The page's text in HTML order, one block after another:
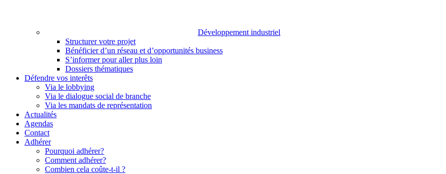
Développement industriel
Structurer votre projet
Bénéficier d’un réseau et d’opportunités business
S’informer pour aller plus loin
Dossiers thématiques
Défendre vos interêts
Via le lobbying
Via le dialogue social de branche
Via les mandats de représentation
Actualités
Agendas
Contact
Adhérer
Pourquoi adhérer?
Comment adhérer?
Combien cela coûte-t-il ?